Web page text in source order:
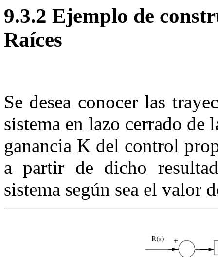
9.3.2 Ejemplo de
Raíces
Se desea conocer las
sistema en lazo cerrado de
ganancia K del control
a partir de dicho
sistema según sea el valor